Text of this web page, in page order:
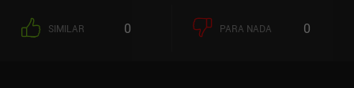
SIMILAR 0 PARA NADA 0